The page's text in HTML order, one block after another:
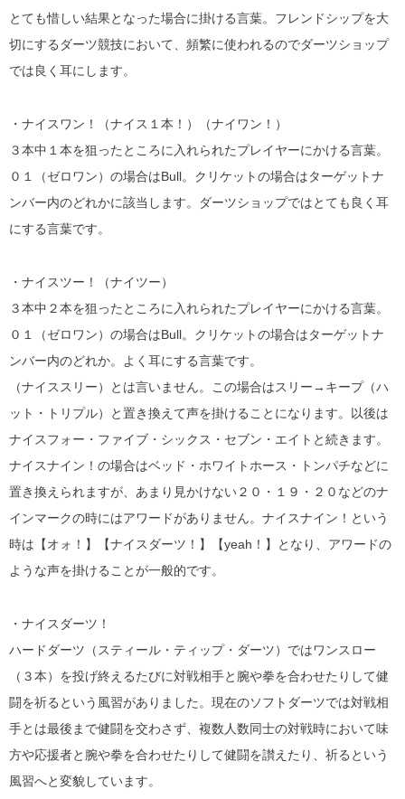
とても惜しい結果となった場合に掛ける言葉。フレンドシップを大
切にするダーツ競技において、頻繁に使われるのでダーツショップ
では良く耳にします。
・ナイスワン！（ナイス１本！）（ナイワン！）
３本中１本を狙ったところに入れられたプレイヤーにかける言葉。
０１（ゼロワン）の場合はBull。クリケットの場合はターゲットナ
ンバー内のどれかに該当します。ダーツショップではとても良く耳
にする言葉です。
・ナイスツー！（ナイツー）
３本中２本を狙ったところに入れられたプレイヤーにかける言葉。
０１（ゼロワン）の場合はBull。クリケットの場合はターゲットナ
ンバー内のどれか。よく耳にする言葉です。
（ナイススリー）とは言いません。この場合はスリー→キープ（ハ
ット・トリプル）と置き換えて声を掛けることになります。以後は
ナイスフォー・ファイブ・シックス・セブン・エイトと続きます。
ナイスナイン！の場合はベッド・ホワイトホース・トンパチなどに
置き換えられますが、あまり見かけない２０・１９・２０などのナ
インマークの時にはアワードがありません。ナイスナイン！という
時は【オォ！】【ナイスダーツ！】【yeah！】となり、アワードの
ような声を掛けることが一般的です。
・ナイスダーツ！
ハードダーツ（スティール・ティップ・ダーツ）ではワンスロー
（３本）を投げ終えるたびに対戦相手と腕や拳を合わせたりして健
闘を祈るという風習がありました。現在のソフトダーツでは対戦相
手とは最後まで健闘を交わさず、複数人数同士の対戦時において味
方や応援者と腕や拳を合わせたりして健闘を讃えたり、祈るという
風習へと変貌しています。